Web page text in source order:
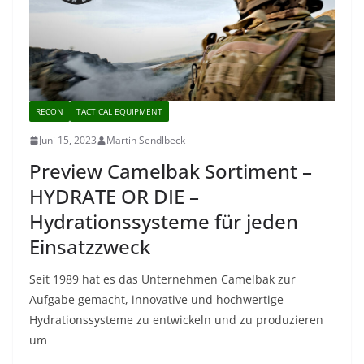
RECON TACTICAL EQUIPMENT
Juni 15, 2023 Martin Sendlbeck
Preview Camelbak Sortiment –
HYDRATE OR DIE –
Hydrationssysteme für jeden
Einsatzzweck
Seit 1989 hat es das Unternehmen Camelbak zur
Aufgabe gemacht, innovative und hochwertige
Hydrationssysteme zu entwickeln und zu produzieren
um